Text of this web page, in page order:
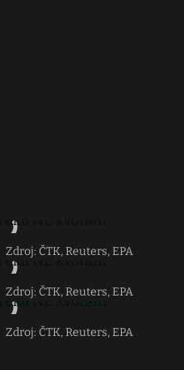
Zdroj: ČTK, Reuters, EPA
Zdroj: ČTK, Reuters, EPA
Zdroj: ČTK, Reuters, EPA